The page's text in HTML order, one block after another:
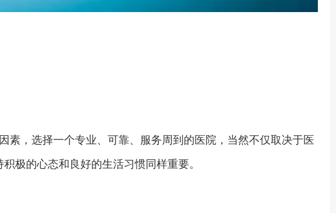
，选择一个专业、可靠、服务周到的医院，当然不仅取决于医
极的心态和良好的生活习惯同样重要。